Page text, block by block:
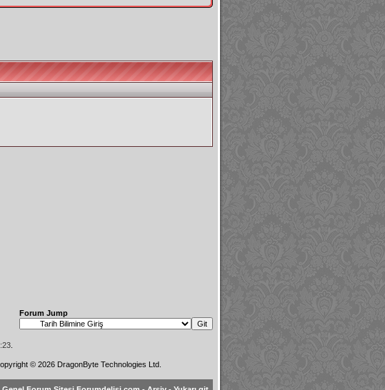
Forum Jump
© 2026 DragonByte Technologies Ltd.